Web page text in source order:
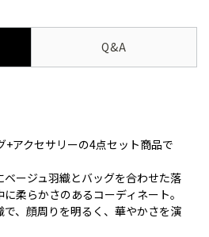
Q&A
アクセサリーの4点セット商品で
ージュ羽織とバッグを合わせた落
柔らかさのあるコーディネート。
、顔周りを明るく、華やかさを演